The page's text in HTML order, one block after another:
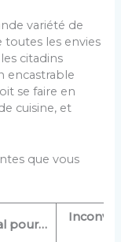
variété de
toutes les envies
citadins
encastrable
se faire en
cuisine, et
que vous
pour…